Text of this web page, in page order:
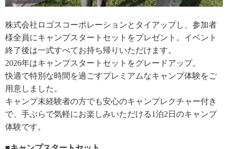
株式会社ロゴスコーポレーションとタイアップし、参加者
様全員にキャンプスタートセットをプレゼント。イベント
終了後は一式すべてお持ち帰りいただけます。
2026年はキャンプスタートセットをグレードアップ。
快適で特別な時間を過ごすプレミアムなキャンプ体験をご
用意しました。
キャンプ未経験者の方でも安心のキャンプレクチャー付き
で、手ぶらで気軽にお楽しみいただける1泊2日のキャンプ
体験です。